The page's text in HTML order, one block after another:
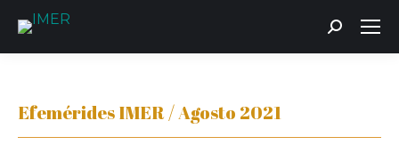
Buscar:
Efemérides IMER / Agosto 2021